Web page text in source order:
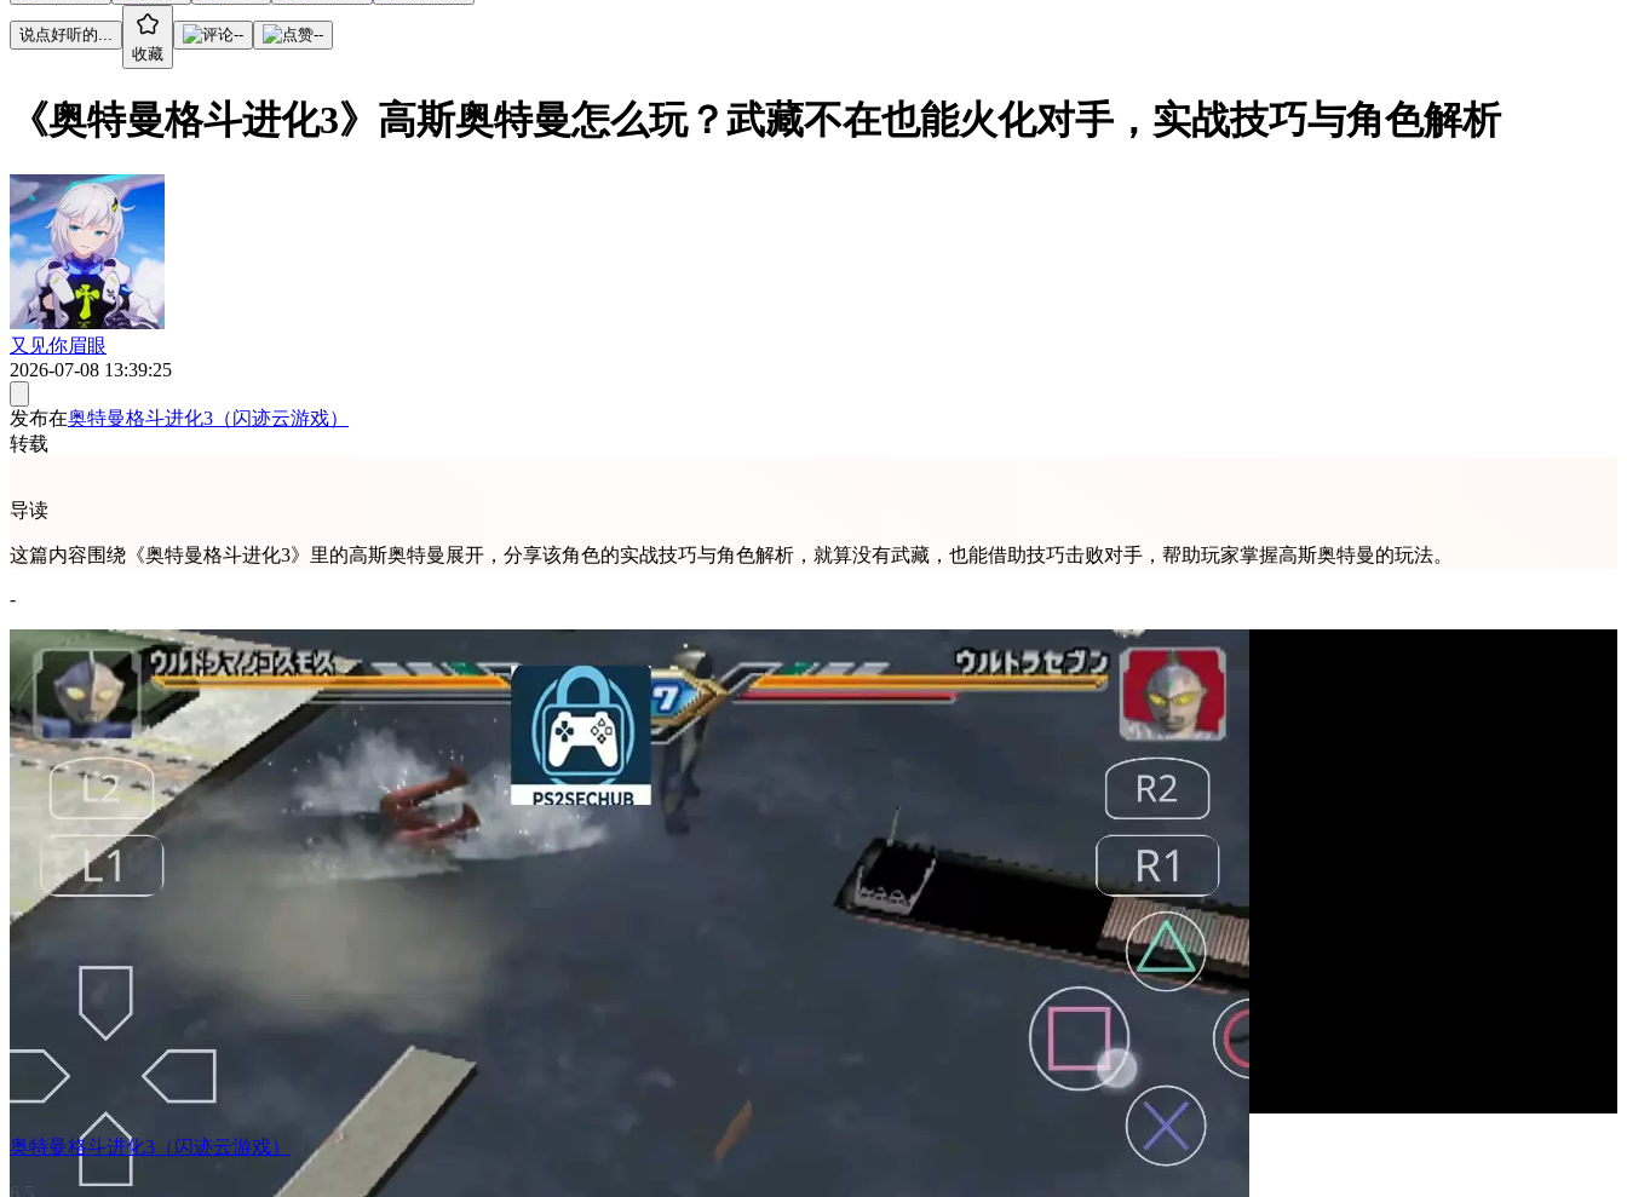
说点好听的...
收藏
-- --
《奥特曼格斗进化3》高斯奥特曼怎么玩？武藏不在也能火化对手，实战技巧与角色解析
又见你眉眼
2026-07-08 13:39:25
发布在奥特曼格斗进化3（闪迹云游戏）
转载
导读
这篇内容围绕《奥特曼格斗进化3》里的高斯奥特曼展开，分享该角色的实战技巧与角色解析，就算没有武藏，也能借助技巧击败对手，帮助玩家掌握高斯奥特曼的玩法。
-
奥特曼格斗进化3（闪迹云游戏）
6.5